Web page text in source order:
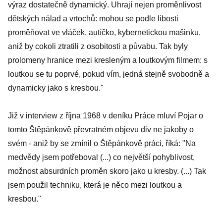
výraz dostatečně dynamický. Uhrají nejen proměnlivost
dětských nálad a vrtochů: mohou se podle libosti
proměňovat ve vláček, autíčko, kybernetickou mašinku,
aniž by cokoli ztratili z osobitosti a půvabu. Tak byly
prolomeny hranice mezi kresleným a loutkovým filmem: s
loutkou se tu poprvé, pokud vím, jedná stejně svobodně a
dynamicky jako s kresbou."
Již v interview z října 1968 v deníku Práce mluví Pojar o
tomto Štěpánkově převratném objevu div ne jakoby o
svém - aniž by se zmínil o Štěpánkově práci, říká: "Na
medvědy jsem potřeboval (...) co největší pohyblivost,
možnost absurdních proměn skoro jako u kresby. (...) Tak
jsem použil techniku, která je něco mezi loutkou a
kresbou."